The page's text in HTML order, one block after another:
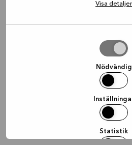
Visa detaljer
Nödvändig
Statistik